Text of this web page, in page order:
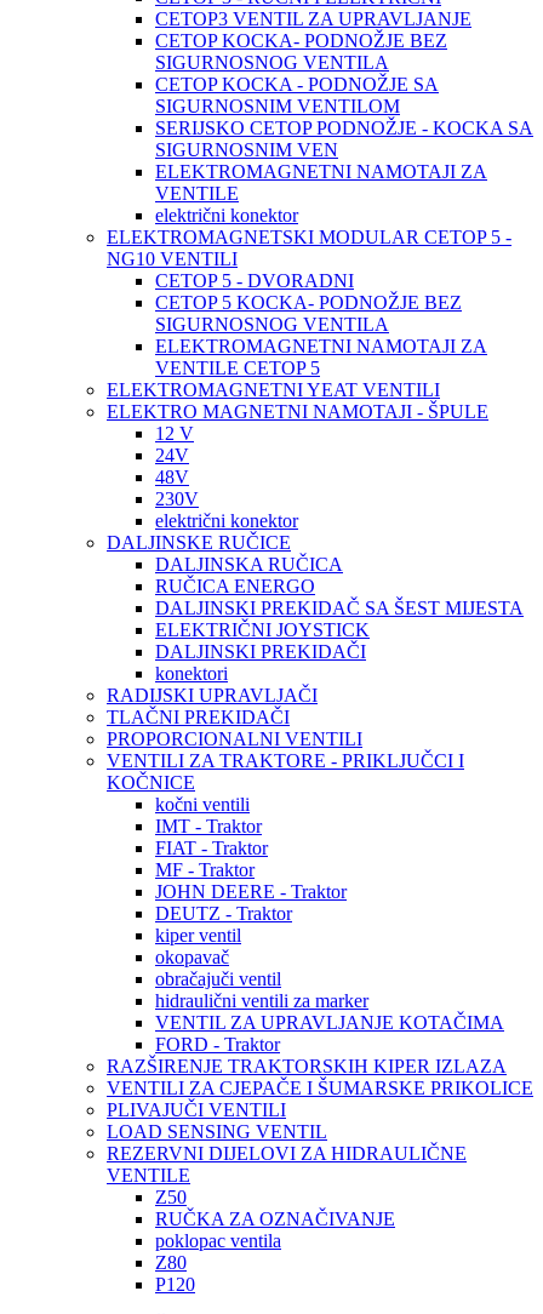
CETOP3 VENTIL ZA UPRAVLJANJE
CETOP KOCKA- PODNOŽJE BEZ
SIGURNOSNOG VENTILA
CETOP KOCKA - PODNOŽJE SA
SIGURNOSNIM VENTILOM
SERIJSKO CETOP PODNOŽJE - KOCKA SA
SIGURNOSNIM VEN
ELEKTROMAGNETNI NAMOTAJI ZA
VENTILE
električni konektor
ELEKTROMAGNETSKI MODULAR CETOP 5 -
NG10 VENTILI
CETOP 5 - DVORADNI
CETOP 5 KOCKA- PODNOŽJE BEZ
SIGURNOSNOG VENTILA
ELEKTROMAGNETNI NAMOTAJI ZA
VENTILE CETOP 5
ELEKTROMAGNETNI YEAT VENTILI
ELEKTRO MAGNETNI NAMOTAJI - ŠPULE
12 V
24V
48V
230V
električni konektor
DALJINSKE RUČICE
DALJINSKA RUČICA
RUČICA ENERGO
DALJINSKI PREKIDAČ SA ŠEST MIJESTA
ELEKTRIČNI JOYSTICK
DALJINSKI PREKIDAČI
konektori
RADIJSKI UPRAVLJAČI
TLAČNI PREKIDAČI
PROPORCIONALNI VENTILI
VENTILI ZA TRAKTORE - PRIKLJUČCI I
KOČNICE
kočni ventili
IMT - Traktor
FIAT - Traktor
MF - Traktor
JOHN DEERE - Traktor
DEUTZ - Traktor
kiper ventil
okopavač
obračajuči ventil
hidraulični ventili za marker
VENTIL ZA UPRAVLJANJE KOTAČIMA
FORD - Traktor
RAZŠIRENJE TRAKTORSKIH KIPER IZLAZA
VENTILI ZA CJEPAČE I ŠUMARSKE PRIKOLICE
PLIVAJUČI VENTILI
LOAD SENSING VENTIL
REZERVNI DIJELOVI ZA HIDRAULIČNE
VENTILE
Z50
RUČKA ZA OZNAČIVANJE
poklopac ventila
Z80
P120